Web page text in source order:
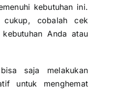
kebutuhan ini.
cobalah cek
Anda atau
saja melakukan
untuk menghemat